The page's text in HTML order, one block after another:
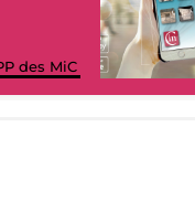
des MiC